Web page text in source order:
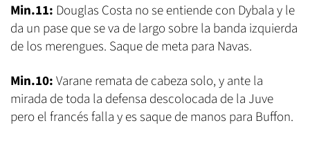
Min.11: Douglas Costa no se entiende con Dybala y le
da un pase que se va de largo sobre la banda izquierda
de los merengues. Saque de meta para Navas.
Min.10:Varane remata de cabeza solo, y ante la
mirada de toda la defensa descolocada de la Juve
pero el francés falla y es saque de manos para Buffon.